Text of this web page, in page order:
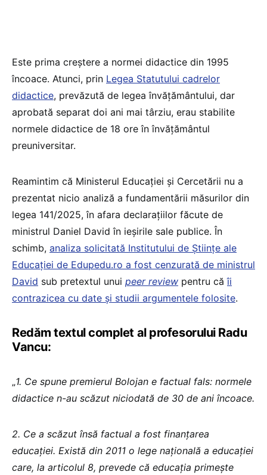
Este prima creștere a normei didactice din 1995
încoace. Atunci, prin Legea Statutului cadrelor
didactice, prevăzută de legea învățământului, dar
aprobată separat doi ani mai târziu, erau stabilite
normele didactice de 18 ore în învățământul
preuniversitar.
Reamintim că Ministerul Educației și Cercetării nu a
prezentat nicio analiză a fundamentării măsurilor din
legea 141/2025, în afara declarațiilor făcute de
ministrul Daniel David în ieșirile sale publice. În
schimb, analiza solicitată Institutului de Științe ale
Educației de Edupedu.ro a fost cenzurată de ministrul
David sub pretextul unui peer review pentru căîi
contrazicea cu date și studii argumentele folosite.
Redăm textul complet al profesorului Radu
Vancu:
„1. Ce spune premierul Bolojan e factual fals: normele
didactice n-au scăzut niciodată de 30 de ani încoace.
2. Ce a scăzut însă factual a fost finanțarea
educației. Există din 2011 o lege națională a educației
care, la articolul 8, prevede că educația primește